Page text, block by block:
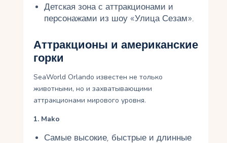
Детская зона с аттракционами и
персонажами из шоу «Улица Сезам».
Аттракционы и американские
горки
SeaWorld Orlando известен не только
животными, но и захватывающими
аттракционами мирового уровня.
1. Mako
Самые высокие, быстрые и длинные